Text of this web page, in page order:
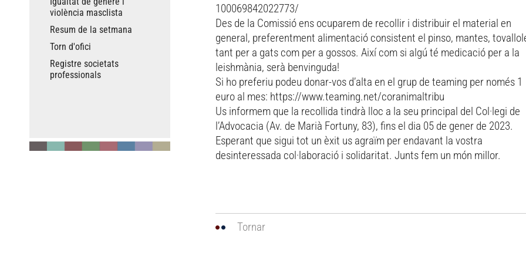
violència masclista
Resum de la setmana
Torn d'ofici
Registre societats
professionals
100069842022773/
Des de la Comissió ens ocuparem de recollir i distribuir el material en
general, preferentment alimentació consistent el pinso, mantes,
tant per a gats com per a gossos. Així com si algú té medicació per a la
leishmània, serà benvinguda!
Si ho preferiu podeu donar-vos d’alta en el grup de teaming per només 1
euro al mes: https://www.teaming.net/coranimaltribu
Us informem que la recollida tindrà lloc a la seu principal del Col·legi de
l’Advocacia (Av. de Marià Fortuny, 83), fins el dia 05 de gener de 2023.
Esperant que sigui tot un èxit us agraïm per endavant la vostra
desinteressada col·laboració i solidaritat. Junts fem un món millor.
Tornar